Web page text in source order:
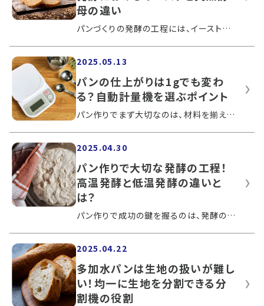
母の違い
パンづくりの発酵の工程には、イーストを使用した発酵方法と天然酵母を使用した発酵方法があります。それぞれ特徴やメリットなどが異なり、...
2025.05.13
パンの仕上がりは1gでも変わ
る？自動計量機を選ぶポイント
パン作りでまず大切なのは、材料を揃えてレシピ通りの計量をすることです。その後のミキシングや発酵をレシピ通りに行っても、最初の計量で...
2025.04.30
パン作りで大切な発酵の工程！
高温発酵と低温発酵の違いと
は？
パン作りで成功の鍵を握るのは、発酵の工程です。材料を分量通りに混ぜ合わせただけでは、おいしいパンは焼きあがりません。発酵の役割や種...
2025.04.22
多加水パンは生地の扱いが難し
い！均一に生地を分割できる分
割機の役割